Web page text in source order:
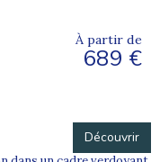
À partir de
689 €
Découvrir